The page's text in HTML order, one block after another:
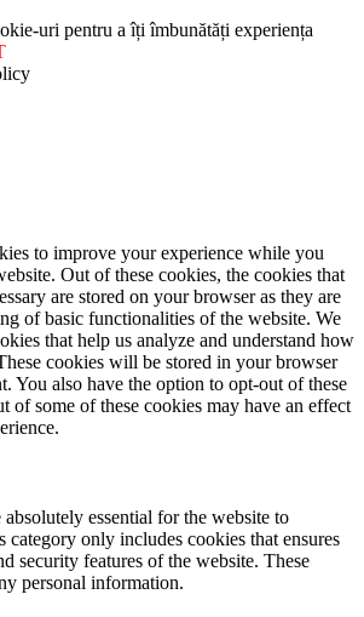
uri pentru a îți îmbunătăți experiența
to improve your experience while you
Out of these cookies, the cookies that
are stored on your browser as they are
of basic functionalities of the website. We
that help us analyze and understand how
cookies will be stored in your browser
You also have the option to opt-out of these
of some of these cookies may have an effect
absolutely essential for the website to
only includes cookies that ensures
security features of the website. These
personal information.